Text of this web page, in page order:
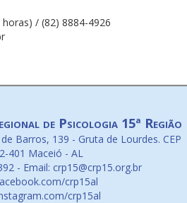
/ (82) 8884-4926
de Psicologia 15ª Região
Barros, 139 - Gruta de Lourdes. CEP
401 Maceió - AL
- Email: crp15@crp15.org.br
crp15al
crp15al